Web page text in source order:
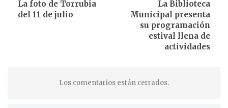
La foto de Torrubia
del 11 de julio
La Biblioteca
Municipal presenta
su programación
estival llena de
actividades
Los comentarios están cerrados.